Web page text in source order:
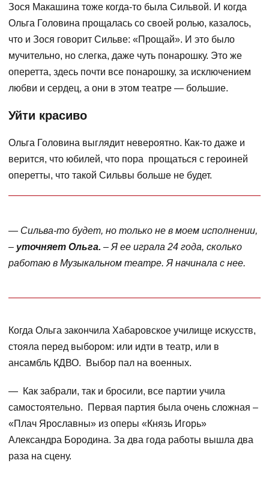
Зося Макашина тоже когда-то была Сильвой. И когда
Ольга Головина прощалась со своей ролью, казалось,
что и Зося говорит Сильве: «Прощай». И это было
мучительно, но слегка, даже чуть понарошку. Это же
оперетта, здесь почти все понарошку, за исключением
любви и сердец, а они в этом театре — большие.
Уйти красиво
Ольга Головина выглядит невероятно. Как-то даже и
верится, что юбилей, что пора прощаться с героиней
оперетты, что такой Сильвы больше не будет.
— Сильва-то будет, но только не в моем исполнении,
– уточняет Ольга. – Я ее играла 24 года, сколько
работаю в Музыкальном театре. Я начинала с нее.
Когда Ольга закончила Хабаровское училище искусств,
стояла перед выбором: или идти в театр, или в
ансамбль КДВО. Выбор пал на военных.
— Как забрали, так и бросили, все партии учила
самостоятельно. Первая партия была очень сложная –
«Плач Ярославны» из оперы «Князь Игорь»
Александра Бородина. За два года работы вышла два
раза на сцену.